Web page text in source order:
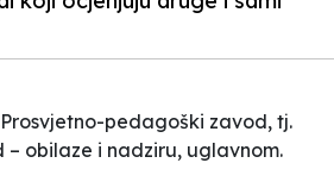
pedagoški zavod, tj.
obilaze i nadziru, uglavnom.